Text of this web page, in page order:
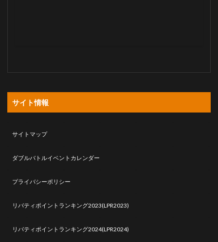
サイト情報
サイトマップ
ダブルバトルイベントカレンダー
プライバシーポリシー
リバティポイントランキング2023(LPR2023)
リバティポイントランキング2024(LPR2024)